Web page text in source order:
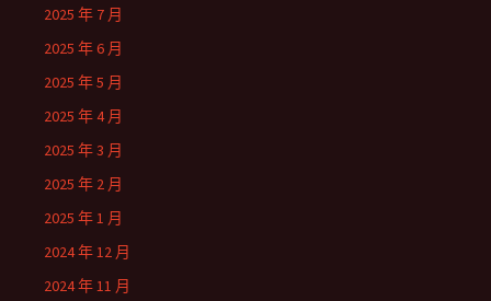
2025 年 7 月
2025 年 6 月
2025 年 5 月
2025 年 4 月
2025 年 3 月
2025 年 2 月
2025 年 1 月
2024 年 12 月
2024 年 11 月